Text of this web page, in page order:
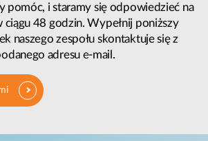
pomóc, i staramy się odpowiedzieć na
ciągu 48 godzin. Wypełnij poniższy
naszego zespołu skontaktuje się z
adresu e-mail.